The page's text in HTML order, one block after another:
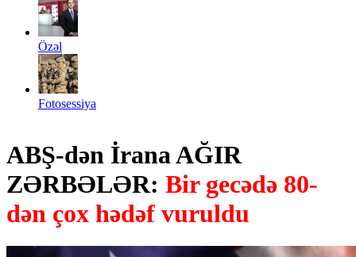
Özəl
Fotosessiya
ABŞ-dən İrana AĞIR
ZƏRBƏLƏR: Bir gecədə 80-
dən çox hədəf vuruldu